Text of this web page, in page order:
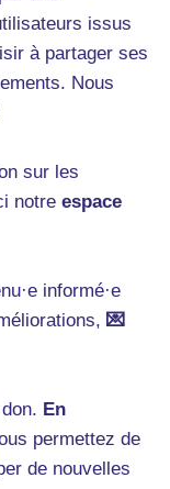
issus
à partager ses
Nous
sur les
notre espace
informé·e
💌
En
permettez de
de nouvelles